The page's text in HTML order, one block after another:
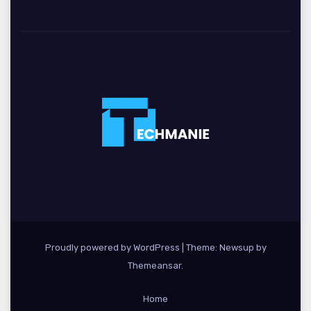
Proudly powered by WordPress
Theme: Newsup by
Themeansar.
Home